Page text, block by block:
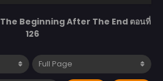
The Beginning After The End ตอนที่
126